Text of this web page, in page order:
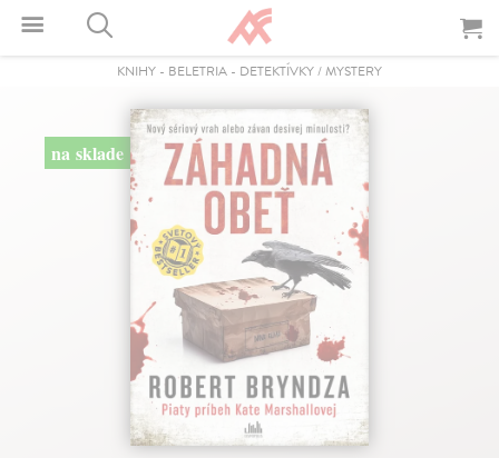
KNIHY - BELETRIA - DETEKTÍVKY / MYSTERY
na sklade